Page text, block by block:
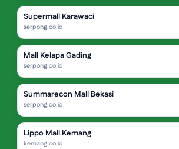
Supermall Karawaci
serpong.co.id
Mall Kelapa Gading
serpong.co.id
Summarecon Mall Bekasi
serpong.co.id
Lippo Mall Kemang
kemang.co.id